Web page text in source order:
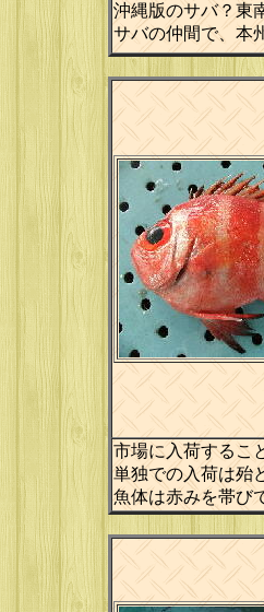
沖縄版のサバ？東
サバの仲間で、本
市場に入荷するこ
単独での入荷は殆
魚体は赤みを帯び